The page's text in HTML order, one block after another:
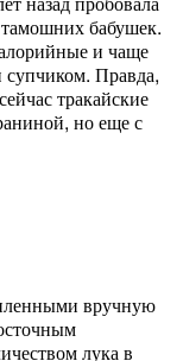
бабушек.
и чаще
супчиком. Правда,
тракайские
но еще с
вручную
лука в